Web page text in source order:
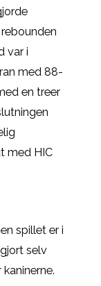
var i
med 88-
en treer
med HIC
spillet er i
selv